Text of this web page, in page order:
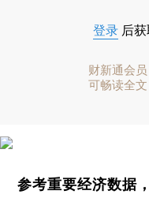
登录 后
财新通会员
可畅读全文
参考重要经济数据